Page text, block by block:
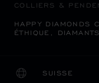
COLLIERS &
HAPPY DIAMONDS
ÉTHIQUE, DIAMANTS
SUISSE
CHANGER